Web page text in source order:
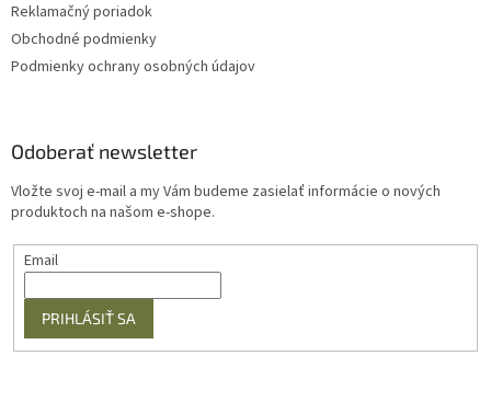
Reklamačný poriadok
Obchodné podmienky
Podmienky ochrany osobných údajov
Odoberať newsletter
Vložte svoj e-mail a my Vám budeme zasielať informácie o nových
produktoch na našom e-shope.
Email
PRIHLÁSIŤ SA